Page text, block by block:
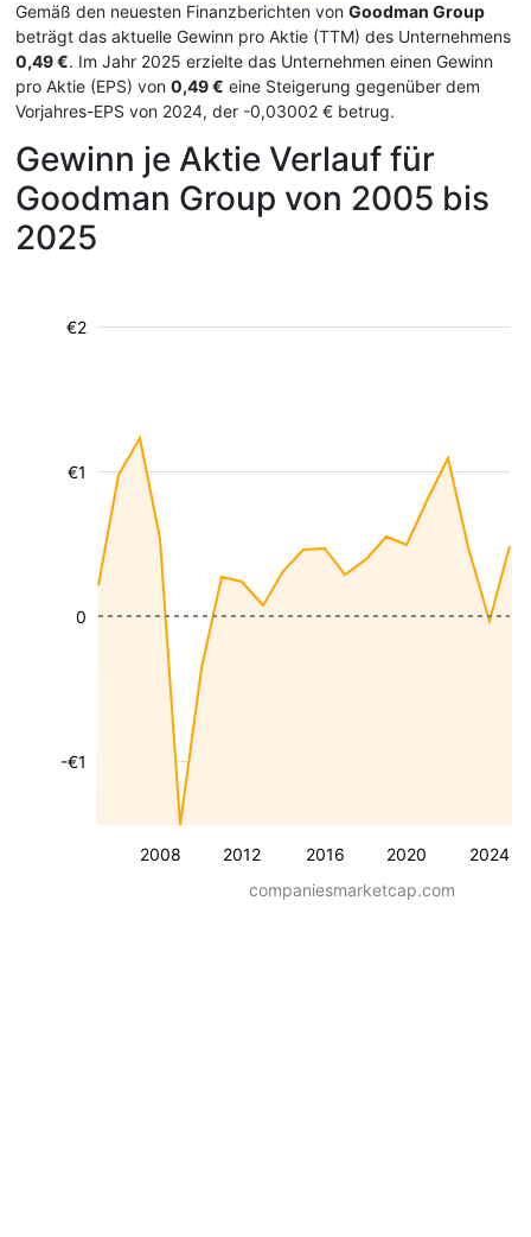
Gemäß den neuesten Finanzberichten von Goodman Group
beträgt das aktuelle Gewinn pro Aktie (TTM) des Unternehmens
0,49 €. Im Jahr 2025 erzielte das Unternehmen einen Gewinn
pro Aktie (EPS) von 0,49 € eine Steigerung gegenüber dem
Vorjahres-EPS von 2024, der -0,03002 € betrug.
Gewinn je Aktie Verlauf für
Goodman Group von 2005 bis
2025
2008 2012 2016 2020 2024
-€1
€1
€2
0
companiesmarketcap.com